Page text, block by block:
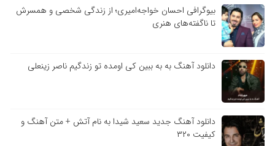
بیوگرافی احسان خواجه‌امیری؛ از زندگی شخصی و همسرش
تا ناگفته‌های هنری
دانلود آهنگ به به ببین کی اومده تو زندگیم ناصر زینعلی
دانلود آهنگ جدید سعید شیدا به نام آتش + متن آهنگ و
کیفیت ۳۲۰